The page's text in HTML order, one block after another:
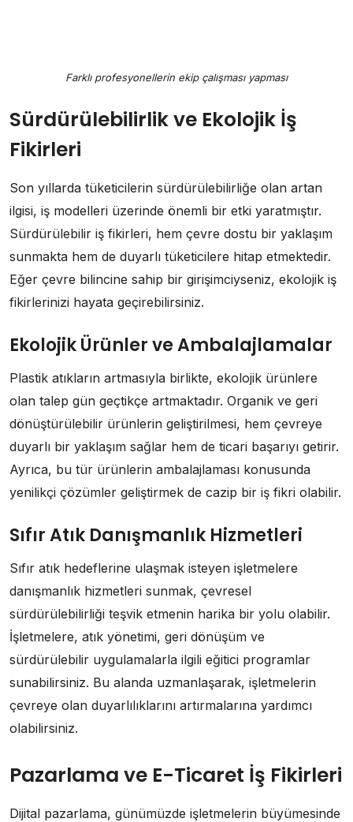
Farklı profesyonellerin ekip çalışması yapması
Sürdürülebilirlik ve Ekolojik İş
Fikirleri
Son yıllarda tüketicilerin sürdürülebilirliğe olan artan
ilgisi, iş modelleri üzerinde önemli bir etki yaratmıştır.
Sürdürülebilir iş fikirleri, hem çevre dostu bir yaklaşım
sunmakta hem de duyarlı tüketicilere hitap etmektedir.
Eğer çevre bilincine sahip bir girişimciyseniz, ekolojik iş
fikirlerinizi hayata geçirebilirsiniz.
Ekolojik Ürünler ve Ambalajlamalar
Plastik atıkların artmasıyla birlikte, ekolojik ürünlere
olan talep gün geçtikçe artmaktadır. Organik ve geri
dönüştürülebilir ürünlerin geliştirilmesi, hem çevreye
duyarlı bir yaklaşım sağlar hem de ticari başarıyı getirir.
Ayrıca, bu tür ürünlerin ambalajlaması konusunda
yenilikçi çözümler geliştirmek de cazip bir iş fikri olabilir.
Sıfır Atık Danışmanlık Hizmetleri
Sıfır atık hedeflerine ulaşmak isteyen işletmelere
danışmanlık hizmetleri sunmak, çevresel
sürdürülebilirliği teşvik etmenin harika bir yolu olabilir.
İşletmelere, atık yönetimi, geri dönüşüm ve
sürdürülebilir uygulamalarla ilgili eğitici programlar
sunabilirsiniz. Bu alanda uzmanlaşarak, işletmelerin
çevreye olan duyarlılıklarını artırmalarına yardımcı
olabilirsiniz.
Pazarlama ve E-Ticaret İş Fikirleri
Dijital pazarlama, günümüzde işletmelerin büyümesinde